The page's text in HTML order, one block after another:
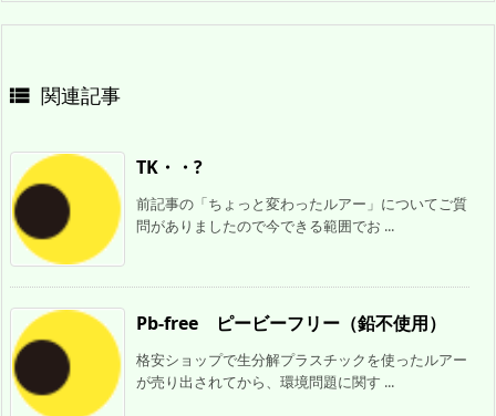
 関連記事
TK・・?
前記事の「ちょっと変わったルアー」についてご質
問がありましたので今できる範囲でお ...
Pb-free ピービーフリー（鉛不使用）
格安ショップで生分解プラスチックを使ったルアー
が売り出されてから、環境問題に関す ...